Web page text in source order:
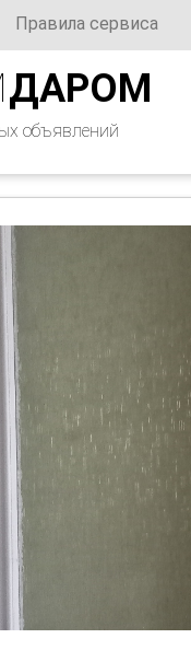
Правила сервиса
ДАРОМ
объявлений